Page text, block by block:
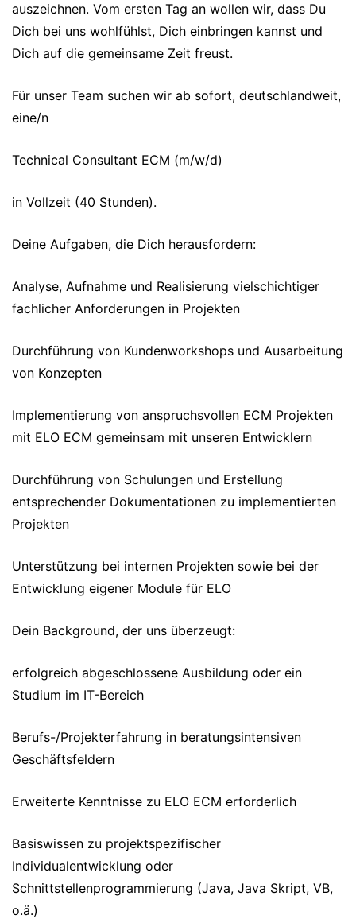
auszeichnen. Vom ersten Tag an wollen wir, dass Du
Dich bei uns wohlfühlst, Dich einbringen kannst und
Dich auf die gemeinsame Zeit freust.
Für unser Team suchen wir ab sofort, deutschlandweit,
eine/n
Technical Consultant ECM (m/w/d)
in Vollzeit (40 Stunden).
Deine Aufgaben, die Dich herausfordern:
Analyse, Aufnahme und Realisierung vielschichtiger
fachlicher Anforderungen in Projekten
Durchführung von Kundenworkshops und Ausarbeitung
von Konzepten
Implementierung von anspruchsvollen ECM Projekten
mit ELO ECM gemeinsam mit unseren Entwicklern
Durchführung von Schulungen und Erstellung
entsprechender Dokumentationen zu implementierten
Projekten
Unterstützung bei internen Projekten sowie bei der
Entwicklung eigener Module für ELO
Dein Background, der uns überzeugt:
erfolgreich abgeschlossene Ausbildung oder ein
Studium im IT-Bereich
Berufs-/Projekterfahrung in beratungsintensiven
Geschäftsfeldern
Erweiterte Kenntnisse zu ELO ECM erforderlich
Basiswissen zu projektspezifischer
Individualentwicklung oder
Schnittstellenprogrammierung (Java, Java Skript, VB,
o.ä.)